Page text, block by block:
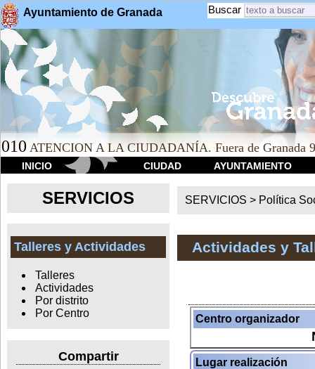
Ayuntamiento de Granada Buscar
010 ATENCION A LA CIUDADANÍA. Fuera de Granada
INICIO CIUDAD AYUNTAMIENTO
SERVICIOS
Talleres y Actividades
Talleres
Actividades
Por distrito
Por Centro
Compartir
SERVICIOS > Política
Actividades y
Centro organizador
Lugar realización